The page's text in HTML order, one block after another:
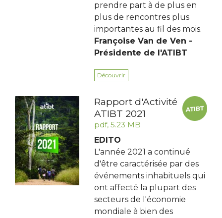
prendre part à de plus en
plus de rencontres plus
importantes au fil des mois.
Françoise Van de Ven -
Présidente de l'ATIBT
Découvrir
Rapport d'Activité
ATIBT 2021
pdf, 5.23 MB
EDITO
L'année 2021 a continué
d'être caractérisée par des
événements inhabituels qui
ont affecté la plupart des
secteurs de l'économie
mondiale à bien des